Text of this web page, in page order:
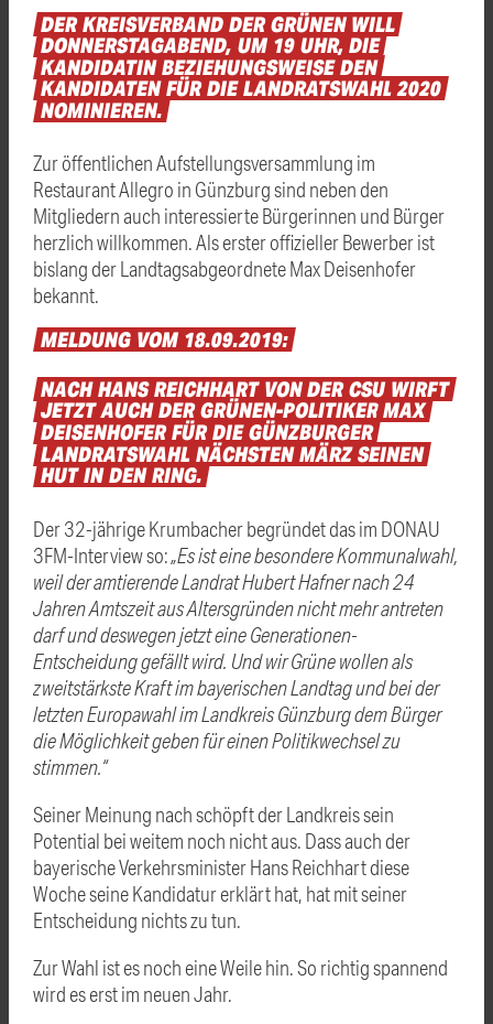
DERKREISVERBAND DERGRÜNEN WILL
DONNERSTAGABEND, UM 19 UHR, DIE
KANDIDATINBEZIEHUNGSWEISEDEN
KANDIDATENFÜRDIELANDRATSWAHL2020
NOMINIEREN.
Zur öffentlichen Aufstellungsversammlung im
Restaurant Allegro in Günzburg sind neben den
Mitgliedern auch interessierte Bürgerinnen und Bürger
herzlich willkommen. Als erster offizieller Bewerber ist
bislang der Landtagsabgeordnete Max Deisenhofer
bekannt.
MELDUNG VOM 18.09.2019:
NACHHANSREICHHART VONDERCSU WIRFT
JETZTAUCHDERGRÜNEN-POLITIKERMAX
DEISENHOFERFÜRDIEGÜNZBURGER
LANDRATSWAHL NÄCHSTENMÄRZSEINEN
HUTINDENRING.
Der 32-jährige Krumbacher begründet das im DONAU
3FM-Interview so:„Es ist eine besondere Kommunalwahl,
weil der amtierende Landrat Hubert Hafner nach 24
Jahren Amtszeit aus Altersgründen nicht mehr antreten
darf und deswegen jetzt eine Generationen-
Entscheidung gefällt wird. Und wir Grüne wollen als
zweitstärkste Kraft im bayerischen Landtag und bei der
letzten Europawahl im Landkreis Günzburg dem Bürger
die Möglichkeit geben für einen Politikwechsel zu
stimmen.“
Seiner Meinung nach schöpft der Landkreis sein
Potential bei weitem noch nicht aus. Dass auch der
bayerische Verkehrsminister Hans Reichhart diese
Woche seine Kandidatur erklärt hat, hat mit seiner
Entscheidung nichts zu tun.
Zur Wahl ist es noch eine Weile hin. So richtig spannend
wird es erst im neuen Jahr.